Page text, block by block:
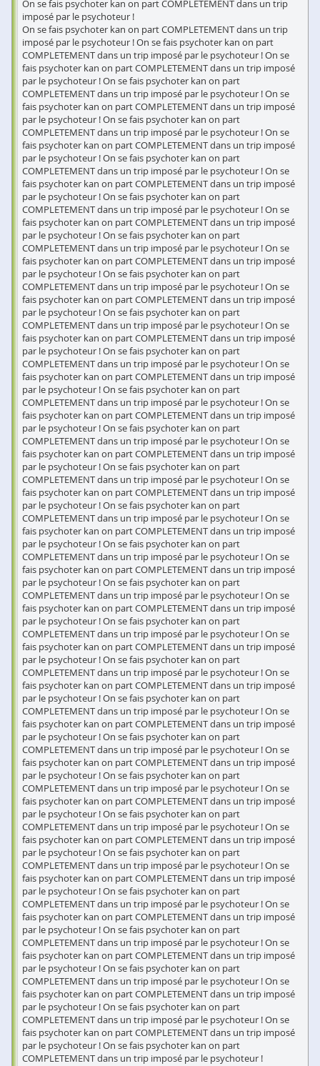
On se fais psychoter kan on part COMPLETEMENT dans un trip
imposé par le psychoteur !
On se fais psychoter kan on part COMPLETEMENT dans un trip
imposé par le psychoteur ! On se fais psychoter kan on part
COMPLETEMENT dans un trip imposé par le psychoteur ! On se
fais psychoter kan on part COMPLETEMENT dans un trip imposé
par le psychoteur ! On se fais psychoter kan on part
COMPLETEMENT dans un trip imposé par le psychoteur ! On se
fais psychoter kan on part COMPLETEMENT dans un trip imposé
par le psychoteur ! On se fais psychoter kan on part
COMPLETEMENT dans un trip imposé par le psychoteur ! On se
fais psychoter kan on part COMPLETEMENT dans un trip imposé
par le psychoteur ! On se fais psychoter kan on part
COMPLETEMENT dans un trip imposé par le psychoteur ! On se
fais psychoter kan on part COMPLETEMENT dans un trip imposé
par le psychoteur ! On se fais psychoter kan on part
COMPLETEMENT dans un trip imposé par le psychoteur ! On se
fais psychoter kan on part COMPLETEMENT dans un trip imposé
par le psychoteur ! On se fais psychoter kan on part
COMPLETEMENT dans un trip imposé par le psychoteur ! On se
fais psychoter kan on part COMPLETEMENT dans un trip imposé
par le psychoteur ! On se fais psychoter kan on part
COMPLETEMENT dans un trip imposé par le psychoteur ! On se
fais psychoter kan on part COMPLETEMENT dans un trip imposé
par le psychoteur ! On se fais psychoter kan on part
COMPLETEMENT dans un trip imposé par le psychoteur ! On se
fais psychoter kan on part COMPLETEMENT dans un trip imposé
par le psychoteur ! On se fais psychoter kan on part
COMPLETEMENT dans un trip imposé par le psychoteur ! On se
fais psychoter kan on part COMPLETEMENT dans un trip imposé
par le psychoteur ! On se fais psychoter kan on part
COMPLETEMENT dans un trip imposé par le psychoteur ! On se
fais psychoter kan on part COMPLETEMENT dans un trip imposé
par le psychoteur ! On se fais psychoter kan on part
COMPLETEMENT dans un trip imposé par le psychoteur ! On se
fais psychoter kan on part COMPLETEMENT dans un trip imposé
par le psychoteur ! On se fais psychoter kan on part
COMPLETEMENT dans un trip imposé par le psychoteur ! On se
fais psychoter kan on part COMPLETEMENT dans un trip imposé
par le psychoteur ! On se fais psychoter kan on part
COMPLETEMENT dans un trip imposé par le psychoteur ! On se
fais psychoter kan on part COMPLETEMENT dans un trip imposé
par le psychoteur ! On se fais psychoter kan on part
COMPLETEMENT dans un trip imposé par le psychoteur ! On se
fais psychoter kan on part COMPLETEMENT dans un trip imposé
par le psychoteur ! On se fais psychoter kan on part
COMPLETEMENT dans un trip imposé par le psychoteur ! On se
fais psychoter kan on part COMPLETEMENT dans un trip imposé
par le psychoteur ! On se fais psychoter kan on part
COMPLETEMENT dans un trip imposé par le psychoteur ! On se
fais psychoter kan on part COMPLETEMENT dans un trip imposé
par le psychoteur ! On se fais psychoter kan on part
COMPLETEMENT dans un trip imposé par le psychoteur ! On se
fais psychoter kan on part COMPLETEMENT dans un trip imposé
par le psychoteur ! On se fais psychoter kan on part
COMPLETEMENT dans un trip imposé par le psychoteur ! On se
fais psychoter kan on part COMPLETEMENT dans un trip imposé
par le psychoteur ! On se fais psychoter kan on part
COMPLETEMENT dans un trip imposé par le psychoteur ! On se
fais psychoter kan on part COMPLETEMENT dans un trip imposé
par le psychoteur ! On se fais psychoter kan on part
COMPLETEMENT dans un trip imposé par le psychoteur ! On se
fais psychoter kan on part COMPLETEMENT dans un trip imposé
par le psychoteur ! On se fais psychoter kan on part
COMPLETEMENT dans un trip imposé par le psychoteur ! On se
fais psychoter kan on part COMPLETEMENT dans un trip imposé
par le psychoteur ! On se fais psychoter kan on part
COMPLETEMENT dans un trip imposé par le psychoteur ! On se
fais psychoter kan on part COMPLETEMENT dans un trip imposé
par le psychoteur ! On se fais psychoter kan on part
COMPLETEMENT dans un trip imposé par le psychoteur ! On se
fais psychoter kan on part COMPLETEMENT dans un trip imposé
par le psychoteur ! On se fais psychoter kan on part
COMPLETEMENT dans un trip imposé par le psychoteur ! On se
fais psychoter kan on part COMPLETEMENT dans un trip imposé
par le psychoteur ! On se fais psychoter kan on part
COMPLETEMENT dans un trip imposé par le psychoteur ! On se
fais psychoter kan on part COMPLETEMENT dans un trip imposé
par le psychoteur ! On se fais psychoter kan on part
COMPLETEMENT dans un trip imposé par le psychoteur ! On se
fais psychoter kan on part COMPLETEMENT dans un trip imposé
par le psychoteur ! On se fais psychoter kan on part
COMPLETEMENT dans un trip imposé par le psychoteur !